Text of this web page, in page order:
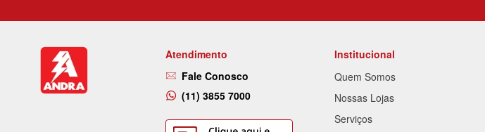
Atendimento
Fale Conosco
(11) 3855 7000
Institucional
Quem Somos
Nossas Lojas
Serviços